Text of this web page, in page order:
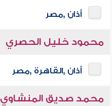
أذان ,مصر
محمود خليل الحصري
أذان ,القاهرة ,مصر
محمد صديق المنشاوي